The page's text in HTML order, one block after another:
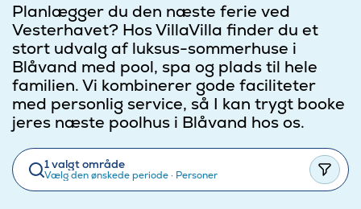
Planlægger du den næste ferie ved
Vesterhavet? Hos VillaVilla finder du et
stort udvalg af luksus-sommerhuse i
Blåvand med pool, spa og plads til hele
familien. Vi kombinerer gode faciliteter
med personlig service, så I kan trygt booke
jeres næste poolhus i Blåvand hos os.
1 valgt område
Vælg den ønskede periode· Personer